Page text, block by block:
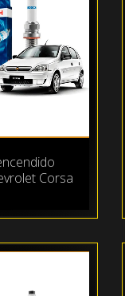
Corsa